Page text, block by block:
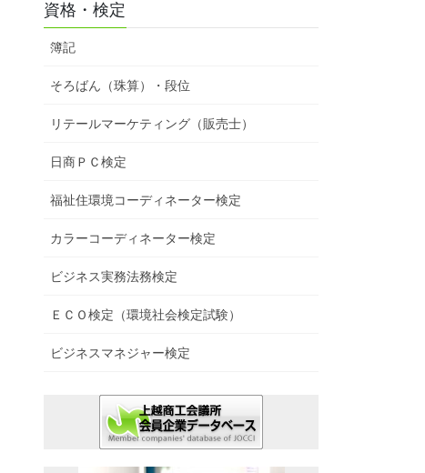
資格・検定
簿記
そろばん（珠算）・段位
リテールマーケティング（販売士）
日商ＰＣ検定
福祉住環境コーディネーター検定
カラーコーディネーター検定
ビジネス実務法務検定
ＥＣＯ検定（環境社会検定試験）
ビジネスマネジャー検定